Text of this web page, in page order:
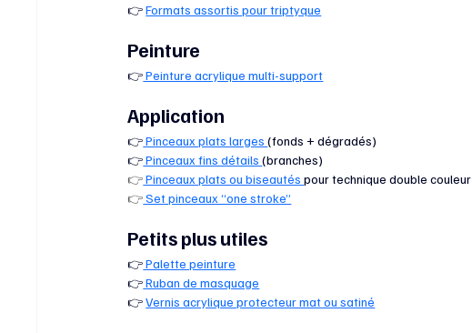
👉 Formats assortis pour triptyque
Peinture
👉 Peinture acrylique multi-support
Application
👉 Pinceaux plats larges (fonds + dégradés)
👉 Pinceaux fins détails (branches)
👉 Pinceaux plats ou biseautés pour technique double couleur
👉 Set pinceaux “one stroke”
Petits plus utiles
👉 Palette peinture
👉 Ruban de masquage
👉 Vernis acrylique protecteur mat ou satiné